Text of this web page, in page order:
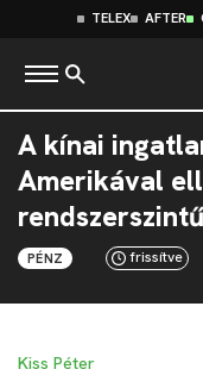
TELEX AFTER
A kínai
Amerikával
PÉNZ frissítve
Kiss Péter